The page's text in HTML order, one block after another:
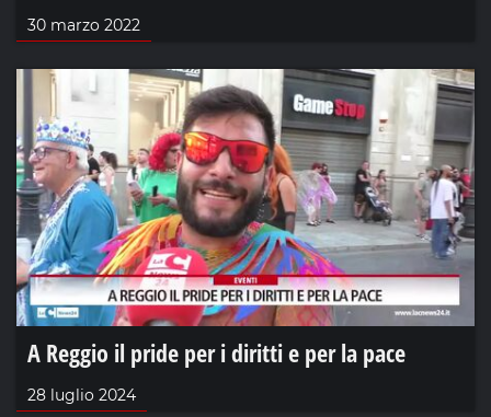
30 marzo 2022
A Reggio il pride per i diritti e per la pace
28 luglio 2024